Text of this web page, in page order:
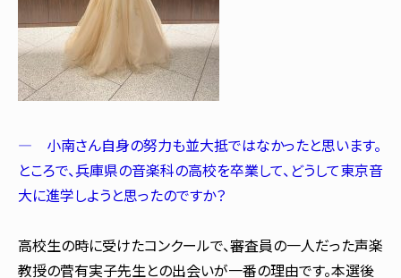
― 小南さん自身の努力も並大抵ではなかったと思います。
ところで、兵庫県の音楽科の高校を卒業して、どうして東京音
大に進学しようと思ったのですか？
高校生の時に受けたコンクールで、審査員の一人だった声楽
教授の菅有実子先生との出会いが一番の理由です。本選後